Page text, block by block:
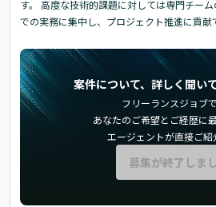
す。 高度な技術的課題に対しては専門チー
での実務に集中し、プロジェクト推進に貢献
案件について、詳しく聞い
フリーランスジョブで
あなたのご希望とご経歴に
エージェントが直接ご紹
募集が終了しま